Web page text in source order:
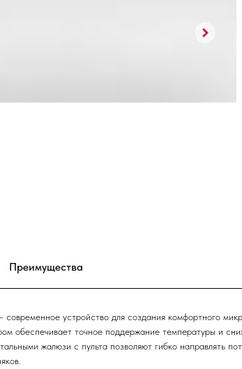
Преимущества
устройство для создания комфортного
обеспечивает точное поддержание температуры и
жалюзи с пульта позволяют гибко направлять